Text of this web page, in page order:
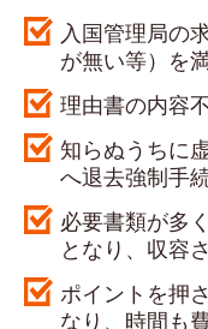
入国管理局の
が無い等）を
理由書の内容
知らぬうちに
へ退去強制手
必要書類が多
となり、収容
ポイントを押
なり、時間も